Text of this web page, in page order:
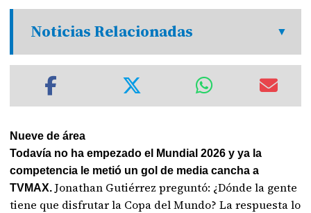
Noticias Relacionadas
Nueve de área
Todavía no ha empezado el Mundial 2026 y ya la
competencia le metió un gol de media cancha a
TVMAX. Jonathan Gutiérrez preguntó: ¿Dónde la gente
tiene que disfrutar la Copa del Mundo? La respuesta lo